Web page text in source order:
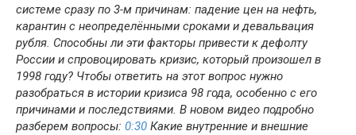
системе сразу по 3-м причинам: падение цен на нефть,
карантин с неопределёнными сроками и девальвация
рубля. Способны ли эти факторы привести к дефолту
России и спровоцировать кризис, который произошел в
1998 году? Чтобы ответить на этот вопрос нужно
разобраться в истории кризиса 98 года, особенно с его
причинами и последствиями. В новом видео подробно
разберем вопросы: 0:30 Какие внутренние и внешние